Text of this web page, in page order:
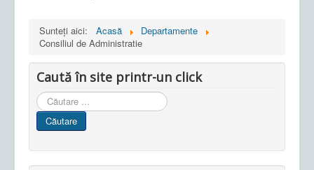
Sunteți aici: Acasă
Departamente
Consiliul de Administratie
Caută în site printr-un click
Cauta
in
site
Căutare